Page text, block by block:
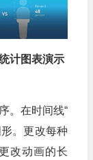
计图表演示
。在时间线“
。更改每种
改动画的长